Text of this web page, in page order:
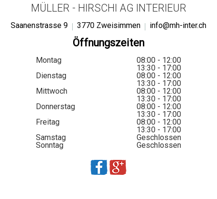
MÜLLER - HIRSCHI AG INTERIEUR
Saanenstrasse 9 3770 Zweisimmen info@mh-inter.ch
Öffnungszeiten
Montag
08:00 - 12:00
13:30 - 17:00
Dienstag
08:00 - 12:00
13:30 - 17:00
Mittwoch
08:00 - 12:00
13:30 - 17:00
Donnerstag
08:00 - 12:00
13:30 - 17:00
Freitag
08:00 - 12:00
13:30 - 17:00
Samstag
Geschlossen
Sonntag
Geschlossen